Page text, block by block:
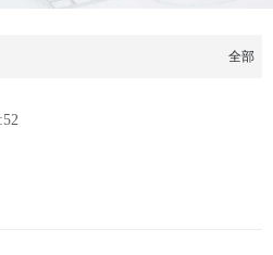
全部